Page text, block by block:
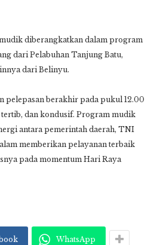
diberangkatkan dalam program
dari Pelabuhan Tanjung Batu,
dari Belinyu.
pelepasan berakhir pada pukul 12.00
tertib, dan kondusif. Program mudik
antara pemerintah daerah, TNI
memberikan pelayanan terbaik
pada momentum Hari Raya
WhatsApp